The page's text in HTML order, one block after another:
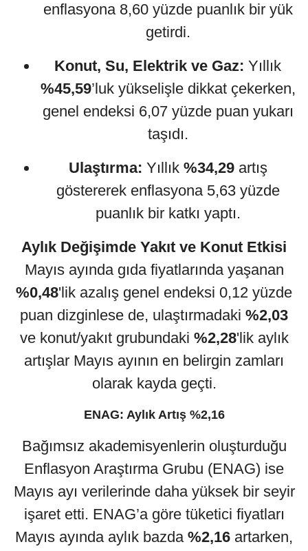
enflasyona 8,60 yüzde puanlık bir yük
getirdi.
Konut, Su, Elektrik ve Gaz: Yıllık
%45,59’luk yükselişle dikkat çekerken,
genel endeksi 6,07 yüzde puan yukarı
taşıdı.
Ulaştırma: Yıllık %34,29artış
göstererek enflasyona 5,63 yüzde
puanlık bir katkı yaptı.
Aylık Değişimde Yakıt ve Konut Etkisi
Mayıs ayında gıda fiyatlarında yaşanan
%0,48'lik azalış genel endeksi 0,12 yüzde
puan dizginlese de, ulaştırmadaki %2,03
ve konut/yakıt grubundaki %2,28'lik aylık
artışlar Mayıs ayının en belirgin zamları
olarak kayda geçti.
ENAG: Aylık Artış %2,16
Bağımsız akademisyenlerin oluşturduğu
Enflasyon Araştırma Grubu (ENAG) ise
Mayıs ayı verilerinde daha yüksek bir seyir
işaret etti. ENAG’a göre tüketici fiyatları
Mayıs ayında aylık bazda %2,16 artarken,